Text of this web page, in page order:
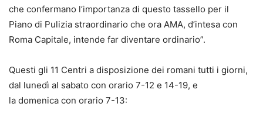
che confermano l’importanza di questo tassello per il
Piano di Pulizia straordinario che ora AMA, d’intesa con
Roma Capitale, intende far diventare ordinario”.
Questi gli 11 Centri a disposizione dei romani tutti i giorni,
dal lunedì al sabato con orario 7-12 e 14-19, e
la domenica con orario 7-13: